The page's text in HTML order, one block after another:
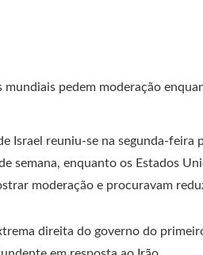
Israel reuniu-se na segunda-feira
semana, enquanto os Estados
moderação e procuravam
direita do governo do